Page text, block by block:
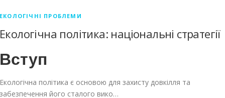
ЕКОЛОГІЧНІ ПРОБЛЕМИ
Екологічна політика: національні стратегії
Вступ
Екологічна політика є основою для захисту довкілля та
забезпечення його сталого вико…